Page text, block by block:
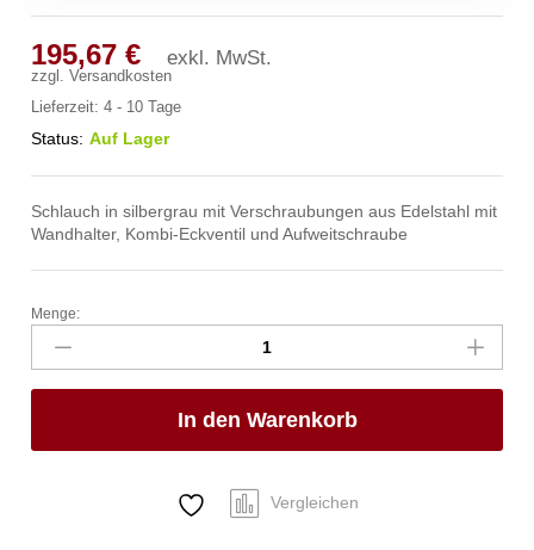
195,67€ exkl. MwSt.
zzgl.Versandkosten
Lieferzeit:4 - 10 Tage
Status: Auf Lager
Schlauch in silbergrau mit Verschraubungen aus Edelstahl mit
Wandhalter, Kombi-Eckventil und Aufweitschraube
spa
Kneipp'sche
Garnitur
3/4"
27mm
Menge:
In den Warenkorb
Vergleichen